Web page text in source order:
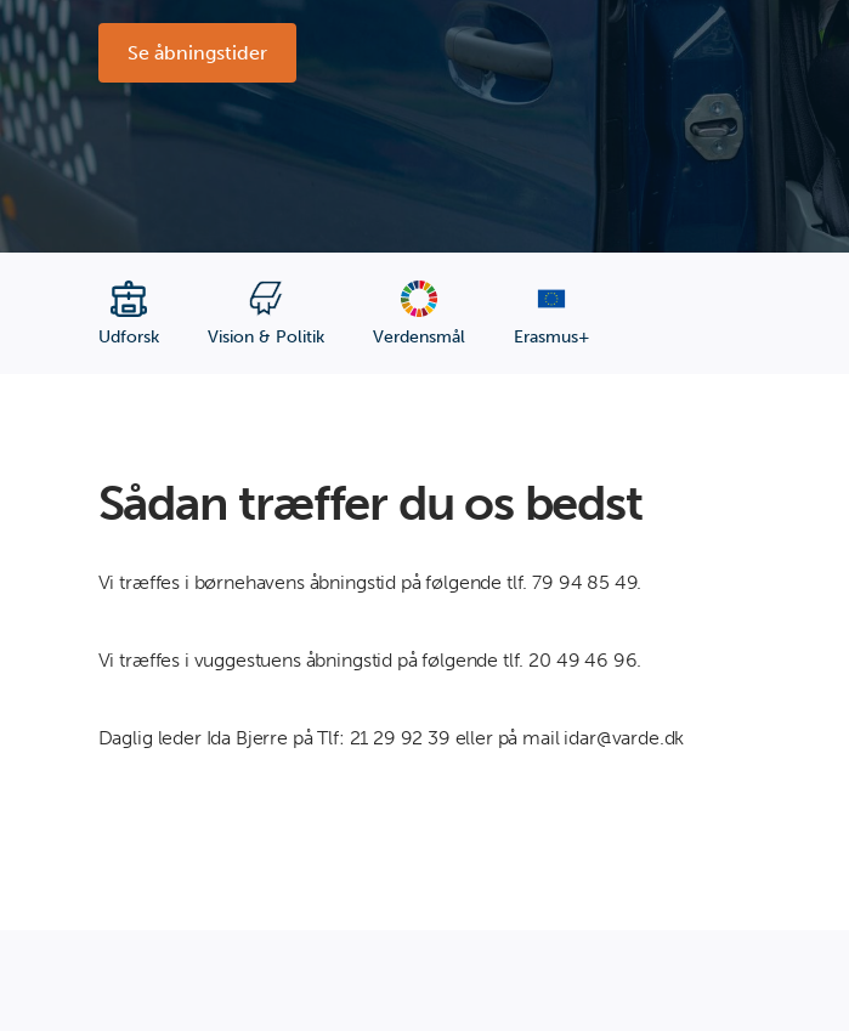
Se åbningstider
Udforsk Vision & Politik Verdensmål Erasmus+
Sådan træffer du os bedst
Vi træffes i børnehavens åbningstid på følgende tlf. 79 94 85 49.
Vi træffes i vuggestuens åbningstid på følgende tlf. 20 49 46 96.
Daglig leder Ida Bjerre på Tlf: 21 29 92 39 eller på mail idar@varde.dk